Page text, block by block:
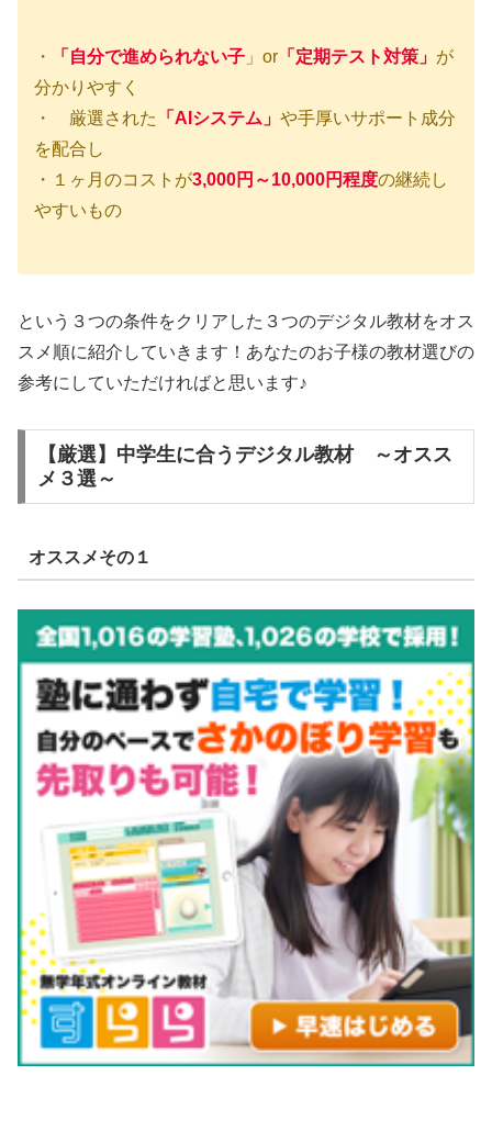
・ 「自分で進められない子 」or 「定期テスト対策」 が
分かりやすく
・ 厳選された
「AIシステム」 や手厚いサポート成分
を配合し
・１ヶ月のコストが3,000円～10,000円程度の継続し
やすいもの
という３つの条件をクリアした３つのデジタル教材をオス
スメ順に紹介していきます！あなたのお子様の教材選びの
参考にしていただければと思います♪
【厳選】中学生に合うデジタル教材 ～オスス
メ３選～
オススメその１